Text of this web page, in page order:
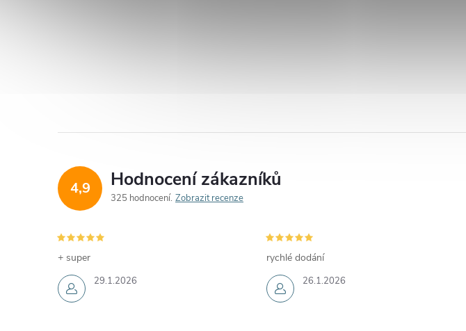
4,9 Hodnocení zákazníků
325 hodnocení Zobrazit recenze
29.1.2026
+ super
26.1.2026
rychlé dodání